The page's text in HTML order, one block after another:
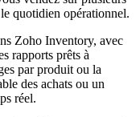
quotidien opérationnel.
Zoho Inventory, avec
rapports prêts à
par produit ou la
des achats ou un
réel.